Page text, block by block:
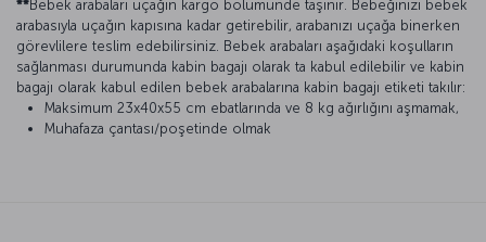
**Bebek arabaları uçağın kargo bölümünde taşınır. Bebeğinizi bebek
arabasıyla uçağın kapısına kadar getirebilir, arabanızı uçağa binerken
görevlilere teslim edebilirsiniz. Bebek arabaları aşağıdaki koşulların
sağlanması durumunda kabin bagajı olarak ta kabul edilebilir ve kabin
bagajı olarak kabul edilen bebek arabalarına kabin bagajı etiketi takılır:
Maksimum 23x40x55 cm ebatlarında ve 8 kg ağırlığını aşmamak,
Muhafaza çantası/poşetinde olmak